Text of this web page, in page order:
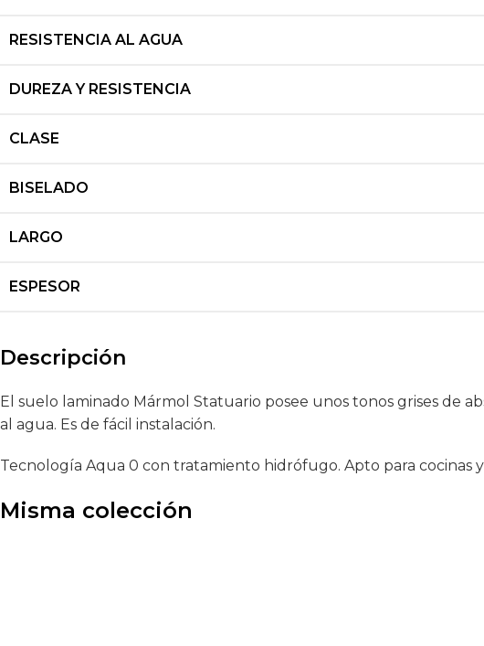
RESISTENCIA AL AGUA
DUREZA Y RESISTENCIA
CLASE
BISELADO
LARGO
ESPESOR
Descripción
El suelo laminado Mármol Statuario posee unos tonos grises de
al agua. Es de fácil instalación.
Tecnología Aqua 0 con tratamiento hidrófugo. Apto para cocinas
Misma colección